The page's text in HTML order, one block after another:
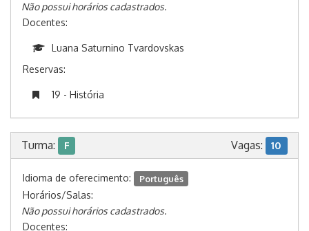
Não possui horários cadastrados.
Docentes:
Luana Saturnino Tvardovskas
Reservas:
19 - História
Turma: F Vagas: 10
Idioma de oferecimento: Português
Horários/Salas:
Não possui horários cadastrados.
Docentes: